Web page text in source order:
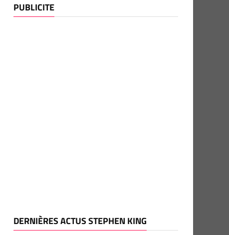
PUBLICITE
DERNIÈRES ACTUS STEPHEN KING